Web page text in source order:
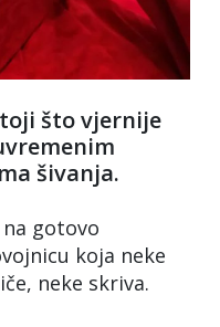
što vjernije
šivanja.
gotovo
koja neke
neke skriva.